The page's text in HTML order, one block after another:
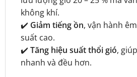
không khí.
✔️ Giảm tiếng ồn, vận hành
suất cao.
✔️ Tăng hiệu suất thổi gió,
nhanh và đều hơn.